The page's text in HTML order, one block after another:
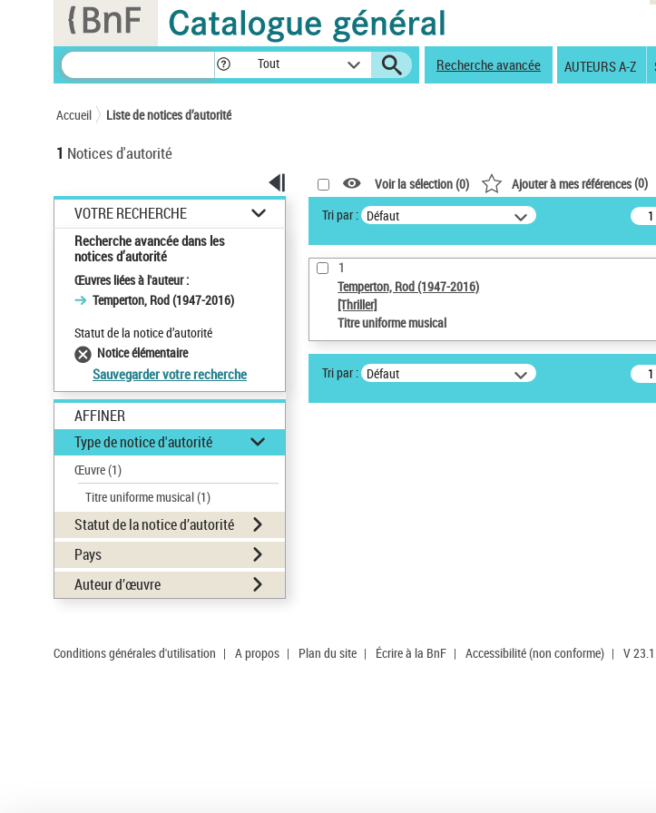
Tout Recherche avancée AUTEURS A-Z
Accueil Liste de notices d’autorité
1 Notices d'autorité
VOTRE RECHERCHE
Recherche avancée dans les
notices d’autorité
Œuvres liées à l'auteur :
Temperton, Rod (1947-2016)
Statut de la notice d’autorité
Notice élémentaire
Sauvegarder votre recherche
AFFINER
Type de notice d'autorité
Œuvre(1)
Titre uniforme musical(1)
Statut de la notice d’autorité
Pays
Auteur d’œuvre
Voir la sélection (0) Ajouter à mes références(0)
Tri par : Défaut
1
Temperton, Rod (1947-2016)
[Thriller]
Titre uniforme musical
Tri par : Défaut
Conditions générales d'utilisation | A propos | Plan du site | Écrire à la BnF | Accessibilité (non conforme) | V
Panneau de gestion des cookies